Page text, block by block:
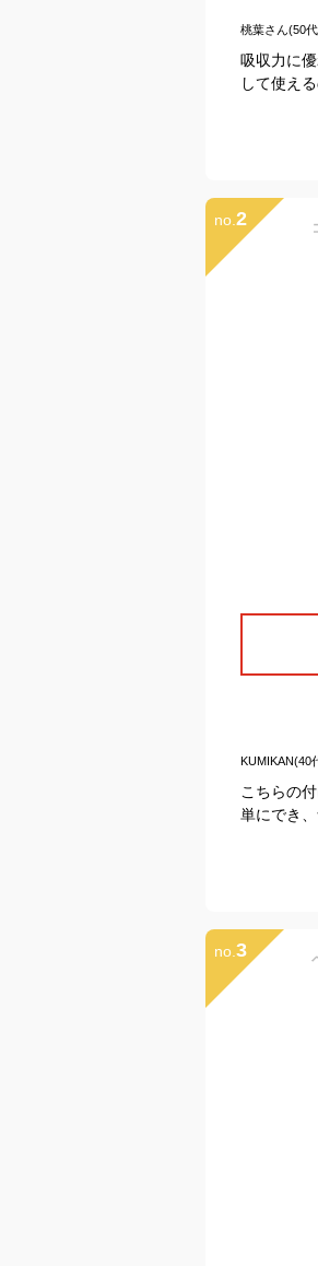
桃葉さん(50
吸収力に
して使え
no. 2
KUMIKAN(40
こちらの
単にでき
no. 3